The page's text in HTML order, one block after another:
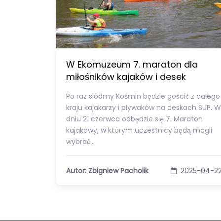
W Ekomuzeum 7. maraton dla
miłośników kajaków i desek
Po raz siódmy Kośmin będzie gościć z całego
kraju kajakarzy i pływaków na deskach SUP. W
dniu 21 czerwca odbędzie się 7. Maraton
kajakowy, w którym uczestnicy będą mogli
wybrać…
Autor: Zbigniew Pacholik 2025-04-